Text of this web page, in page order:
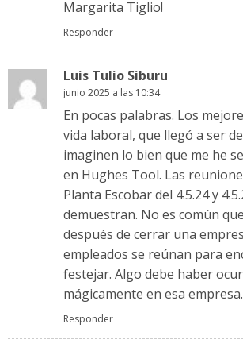
Margarita Tiglio!
Responder
Luis Tulio Siburu
junio 2025 a las 10:34
En pocas palabras. Los
vida laboral, que llegó a ser
imaginen lo bien que me he
en Hughes Tool. Las
Planta Escobar del 4.5.24 y
demuestran. No es común
después de cerrar una
empleados se reúnan para
festejar. Algo debe haber
mágicamente en esa empresa.
Responder